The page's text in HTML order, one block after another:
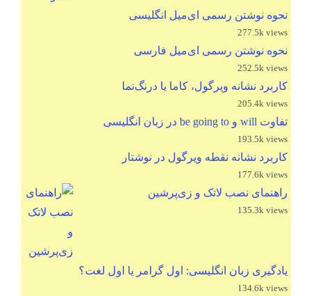
نحوه نوشتن رسمی ای‌میل انگلیسی
277.5k views
نحوه نوشتن رسمی ای‌میل فارسی
252.5k views
کاربرد نشانه ویرگول، کاما یا درنگ‌نما
205.4k views
تفاوت will و be going to در زبان انگلیسی
193.5k views
کاربرد نشانه نقطه ویرگول در نوشتار
177.6k views
راهنمای نصب لاتک و زی‌پرشین
135.3k views
یادگیری زبان انگلیسی: اول گرامر یا اول لغت؟
134.6k views